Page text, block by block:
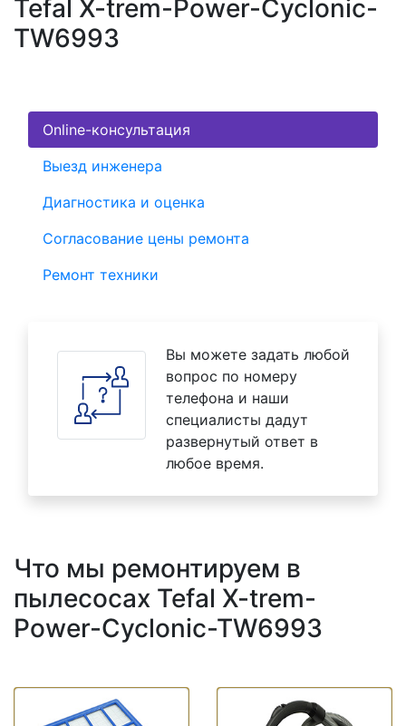
Tefal X-trem-Power-Cyclonic-
TW6993
Online-консультация
Выезд инженера
Диагностика и оценка
Согласование цены ремонта
Ремонт техники
Вы можете задать любой
вопрос по номеру
телефона и наши
специалисты дадут
развернутый ответ в
любое время.
Что мы ремонтируем в
пылесосах Tefal X-trem-
Power-Cyclonic-TW6993